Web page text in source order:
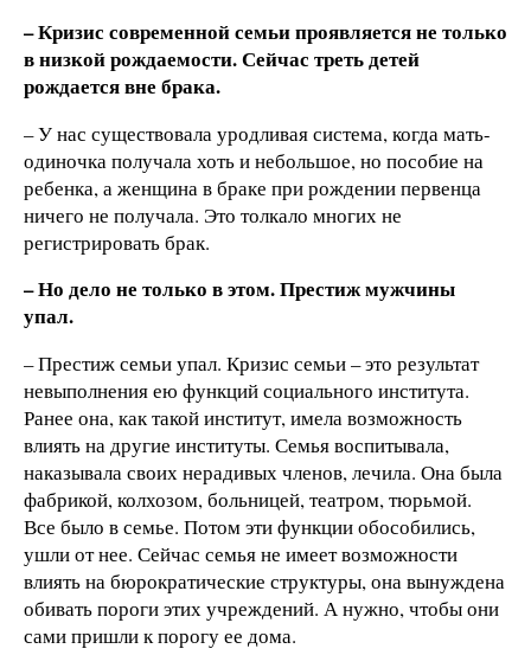
– Кризис современной семьи проявляется не только
в низкой рождаемости. Сейчас треть детей
рождается вне брака.
– У нас существовала уродливая система, когда мать-
одиночка получала хоть и небольшое, но пособие на
ребенка, а женщина в браке при рождении первенца
ничего не получала. Это толкало многих не
регистрировать брак.
– Но дело не только в этом. Престиж мужчины
упал.
– Престиж семьи упал. Кризис семьи – это результат
невыполнения ею функций социального института.
Ранее она, как такой институт, имела возможность
влиять на другие институты. Семья воспитывала,
наказывала своих нерадивых членов, лечила. Она была
фабрикой, колхозом, больницей, театром, тюрьмой.
Все было в семье. Потом эти функции обособились,
ушли от нее. Сейчас семья не имеет возможности
влиять на бюрократические структуры, она вынуждена
обивать пороги этих учреждений. А нужно, чтобы они
сами пришли к порогу ее дома.